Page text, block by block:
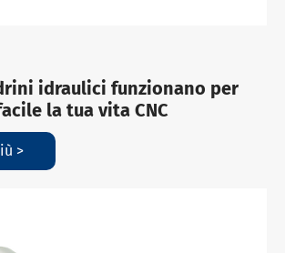
idraulici funzionano per
la tua vita CNC
>